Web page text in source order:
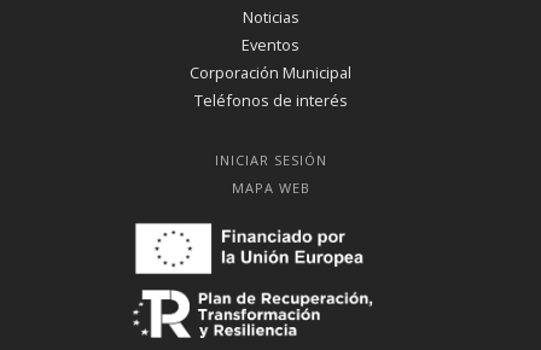
Noticias
Eventos
Corporación Municipal
Teléfonos de interés
INICIAR SESIÓN
MAPA WEB